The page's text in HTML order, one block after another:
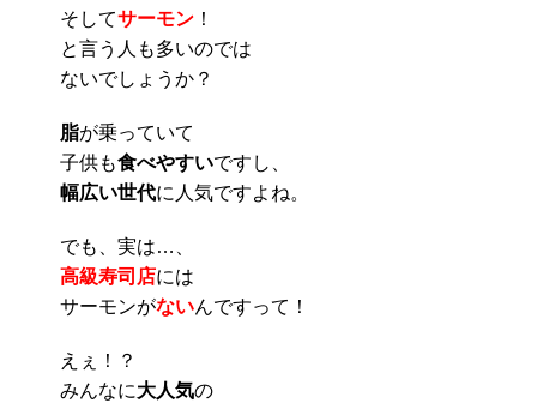
そしてサーモン ！
と言う人も多いのでは
ないでしょうか？
脂が乗っていて
子供も食べやすいですし、
幅広い世代に人気ですよね。
でも、実は…、
高級寿司店には
サーモンがないんですって！
えぇ！？
みんなに大人気の